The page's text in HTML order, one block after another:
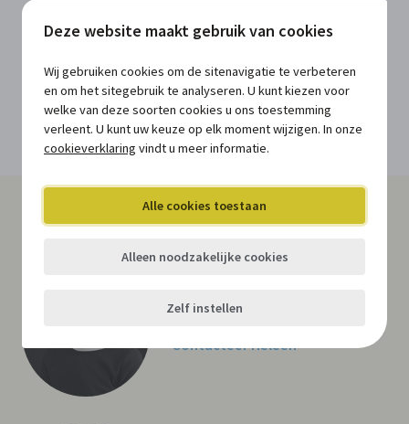
Deze website maakt gebruik van cookies
Wij gebruiken cookies om de sitenavigatie te verbeteren
en om het sitegebruik te analyseren. U kunt kiezen voor
welke van deze soorten cookies u ons toestemming
verleent. U kunt uw keuze op elk moment wijzigen. In onze
cookieverklaring vindt u meer informatie.
Alle cookies toestaan
Alleen noodzakelijke cookies
Zelf instellen
8200 Brugge
Volg ons via
Volg ons op LinkedIn
Tot je dienst: ons team
Redacteur - content manager
Contacteer Heleen